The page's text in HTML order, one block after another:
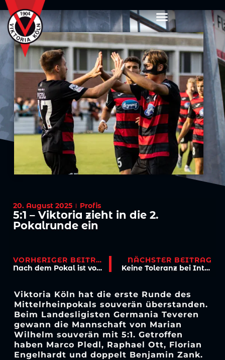
20. August 2025 Profis
5:1 – Viktoria zieht in die 2.
Pokalrunde ein
VORHERIGER BEITRAG
Nach dem Pokal ist vor dem Pokal – Viktoria zu Gast bei Teveren
NÄCHSTER BEITRAG
Keine Toleranz bei Intoleranz – Awareness-Konzept von Viktoria Köln
Viktoria Köln hat die erste Runde des
Mittelrheinpokals souverän überstanden.
Beim Landesligisten Germania Teveren
gewann die Mannschaft von Marian
Wilhelm souverän mit 5:1. Getroffen
haben Marco Pledl, Raphael Ott, Florian
Engelhardt und doppelt Benjamin Zank.